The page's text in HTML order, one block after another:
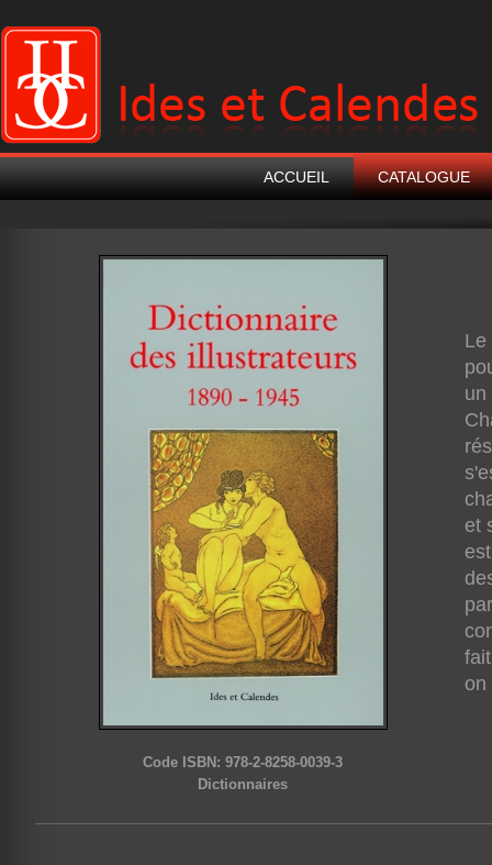
ACCUEIL CATALOGUE
Code ISBN: 978-2-8258-0039-3
Dictionnaires
Le
un
et
on